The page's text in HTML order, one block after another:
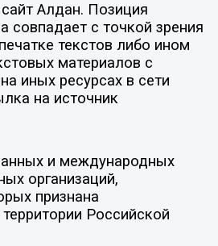
Алдан. Позиция
совпадает с точкой зрения
текстов либо ином
материалов с
иных ресурсах в сети
на источник
и международных
организаций,
признана
Российской